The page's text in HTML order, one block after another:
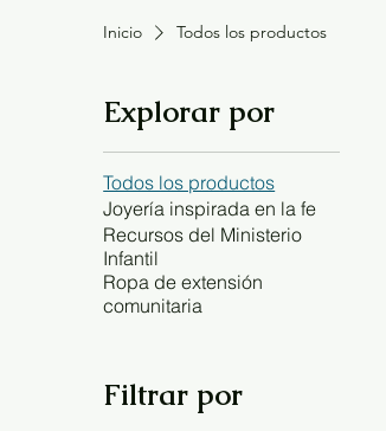
Inicio Todos los productos
Explorar por
Todos los productos
Joyería inspirada en la fe
Recursos del Ministerio
Infantil
Ropa de extensión
comunitaria
Filtrar por